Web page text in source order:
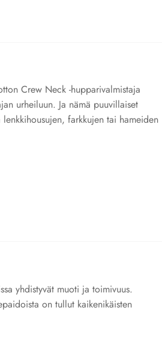
Crew Neck -hupparivalmistaja
urheiluun. Ja nämä puuvillaiset
farkkujen tai hameiden
yhdistyvät muoti ja toimivuus.
on tullut kaikenikäisten